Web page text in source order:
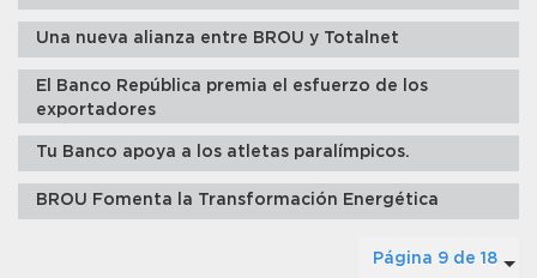
Una nueva alianza entre BROU y Totalnet
El Banco República premia el esfuerzo de los
exportadores
Tu Banco apoya a los atletas paralímpicos.
BROU Fomenta la Transformación Energética
Página 9 de 18